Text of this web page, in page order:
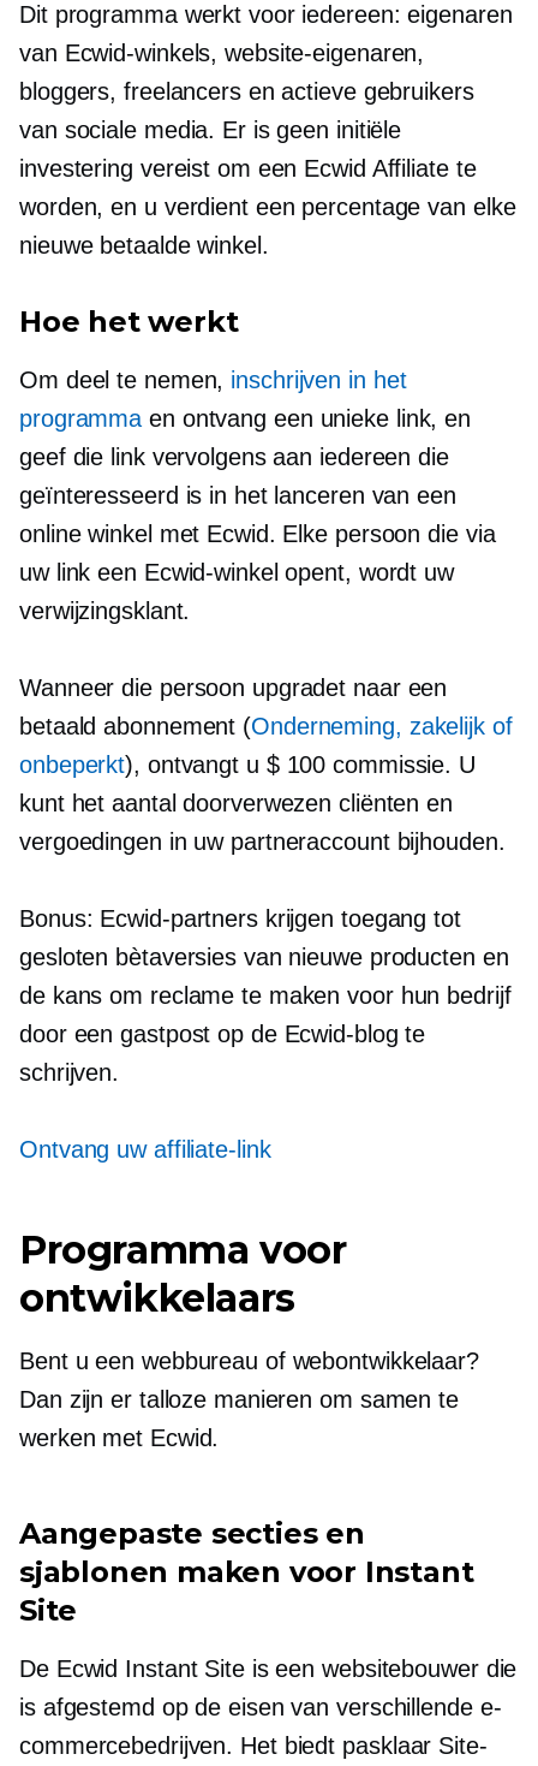
Dit programma werkt voor iedereen: eigenaren
van Ecwid-winkels, website-eigenaren,
bloggers, freelancers en actieve gebruikers
van sociale media. Er is geen initiële
investering vereist om een ​​Ecwid Affiliate te
worden, en u verdient een percentage van elke
nieuwe betaalde winkel.
Hoe het werkt
Om deel te nemen, inschrijven in het
programma en ontvang een unieke link, en
geef die link vervolgens aan iedereen die
geïnteresseerd is in het lanceren van een
online winkel met Ecwid. Elke persoon die via
uw link een Ecwid-winkel opent, wordt uw
verwijzingsklant.
Wanneer die persoon upgradet naar een
betaald abonnement (Onderneming, zakelijk of
onbeperkt), ontvangt u $ 100 commissie. U
kunt het aantal doorverwezen cliënten en
vergoedingen in uw partneraccount bijhouden.
Bonus: Ecwid-partners krijgen toegang tot
gesloten bètaversies van nieuwe producten en
de kans om reclame te maken voor hun bedrijf
door een gastpost op de Ecwid-blog te
schrijven.
Ontvang uw affiliate-link
Programma voor
ontwikkelaars
Bent u een webbureau of webontwikkelaar?
Dan zijn er talloze manieren om samen te
werken met Ecwid.
Aangepaste secties en
sjablonen maken voor Instant
Site
De Ecwid Instant Site is een websitebouwer die
is afgestemd op de eisen van verschillende e-
commercebedrijven. Het biedt pasklaar Site-